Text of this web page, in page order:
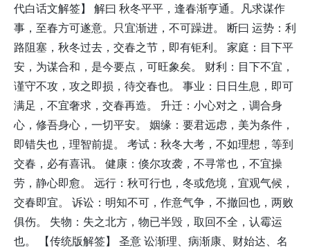
代白话文解签】 解曰 秋冬平平，逢春渐亨通。凡求谋作
事，至春方可遂意。只宜渐进，不可躁进。 断曰 运势：利
路阻塞，秋冬过去，交春之节，即有钜利。 家庭：目下平
安，为谋合和，是今要点，可旺象矣。 财利：目下不宜，
谨守不攻，攻之即损，待交春也。 事业：日日生息，即可
满足，不宜奢求，交春再造。 升迁：小心对之，调合身
心，修吾身心，一切平安。 姻缘：要君远虑，美为条件，
即错失也，理智前提。 考试：秋冬大考，不如理想，等到
交春，必有喜讯。 健康：倏尔攻袭，不寻常也，不宜操
劳，静心即愈。 远行：秋可行也，冬或危境，宜观气候，
交春即宜。 诉讼：明知不可，作意气争，不撤回也，两败
俱伤。 失物：失之北方，物已半毁，取回不全，认霉运
也。 【传统版解签】 圣意 讼渐理、病渐康、财始达、名